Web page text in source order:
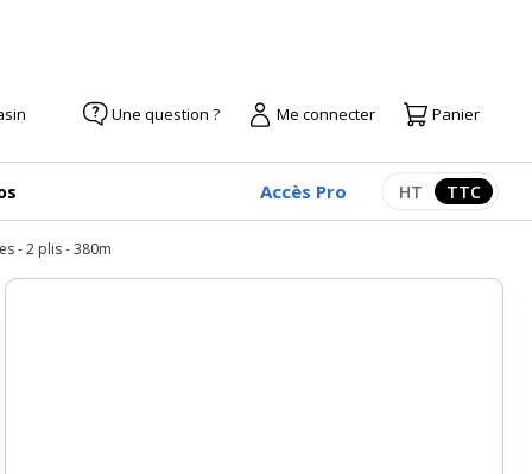
Une question ? Me connecter Panier
Accès Pro Afficher les
HT TTC
- 2 plis - 380m